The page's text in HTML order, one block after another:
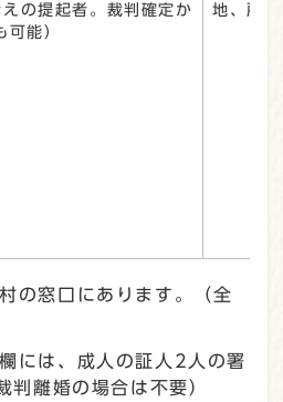
の提起者。裁判確定か
能）
地、所
の窓口にあります。（全
には、成人の証人2人の署
判離婚の場合は不要）